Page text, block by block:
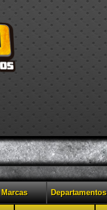
Marcas Departamentos